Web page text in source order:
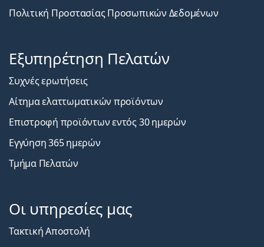
Πολιτική Προστασίας Προσωπικών Δεδομένων
Εξυπηρέτηση Πελατών
Συχνές ερωτήσεις
Αίτημα ελαττωματικών προϊόντων
Επιστροφή προϊόντων εντός 30 ημερών
Εγγύηση 365 ημερών
Τμήμα Πελατών
Οι υπηρεσίες μας
Τακτική Αποστολή